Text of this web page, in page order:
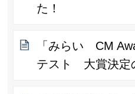
た！
「みらい CM
テスト 大賞決定